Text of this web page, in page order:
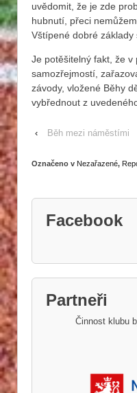
uvědomit, že je zde
hubnutí, přeci
Vštípené dobré základy
Je potěšitelný fakt, že
samozřejmostí,
závody, vložené Běhy
vybřednout z
‹ Běh mezi náměstími
Označeno v Nezařazené,
Facebook
Partneři
Činnost klubu